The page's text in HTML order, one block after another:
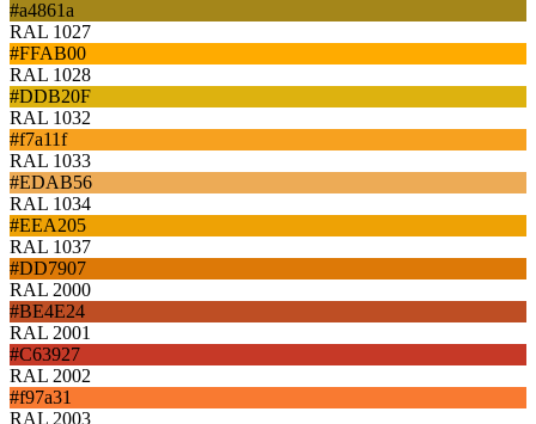
#a4861a
RAL 1027
#FFAB00
RAL 1028
#DDB20F
RAL 1032
#f7a11f
RAL 1033
#EDAB56
RAL 1034
#EEA205
RAL 1037
#DD7907
RAL 2000
#BE4E24
RAL 2001
#C63927
RAL 2002
#f97a31
RAL 2003